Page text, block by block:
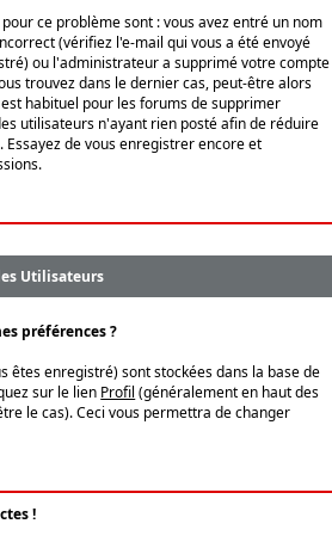
ce problème sont : vous avez entré un nom
(vérifiez l'e-mail qui vous a été envoyé
ou l'administrateur a supprimé votre compte
trouvez dans le dernier cas, peut-être alors
habituel pour les forums de supprimer
utilisateurs n'ayant rien posté afin de réduire
Essayez de vous enregistrer encore et
Utilisateurs
préférences ?
êtes enregistré) sont stockées dans la base de
sur le lien Profil (généralement en haut des
le cas). Ceci vous permettra de changer
!